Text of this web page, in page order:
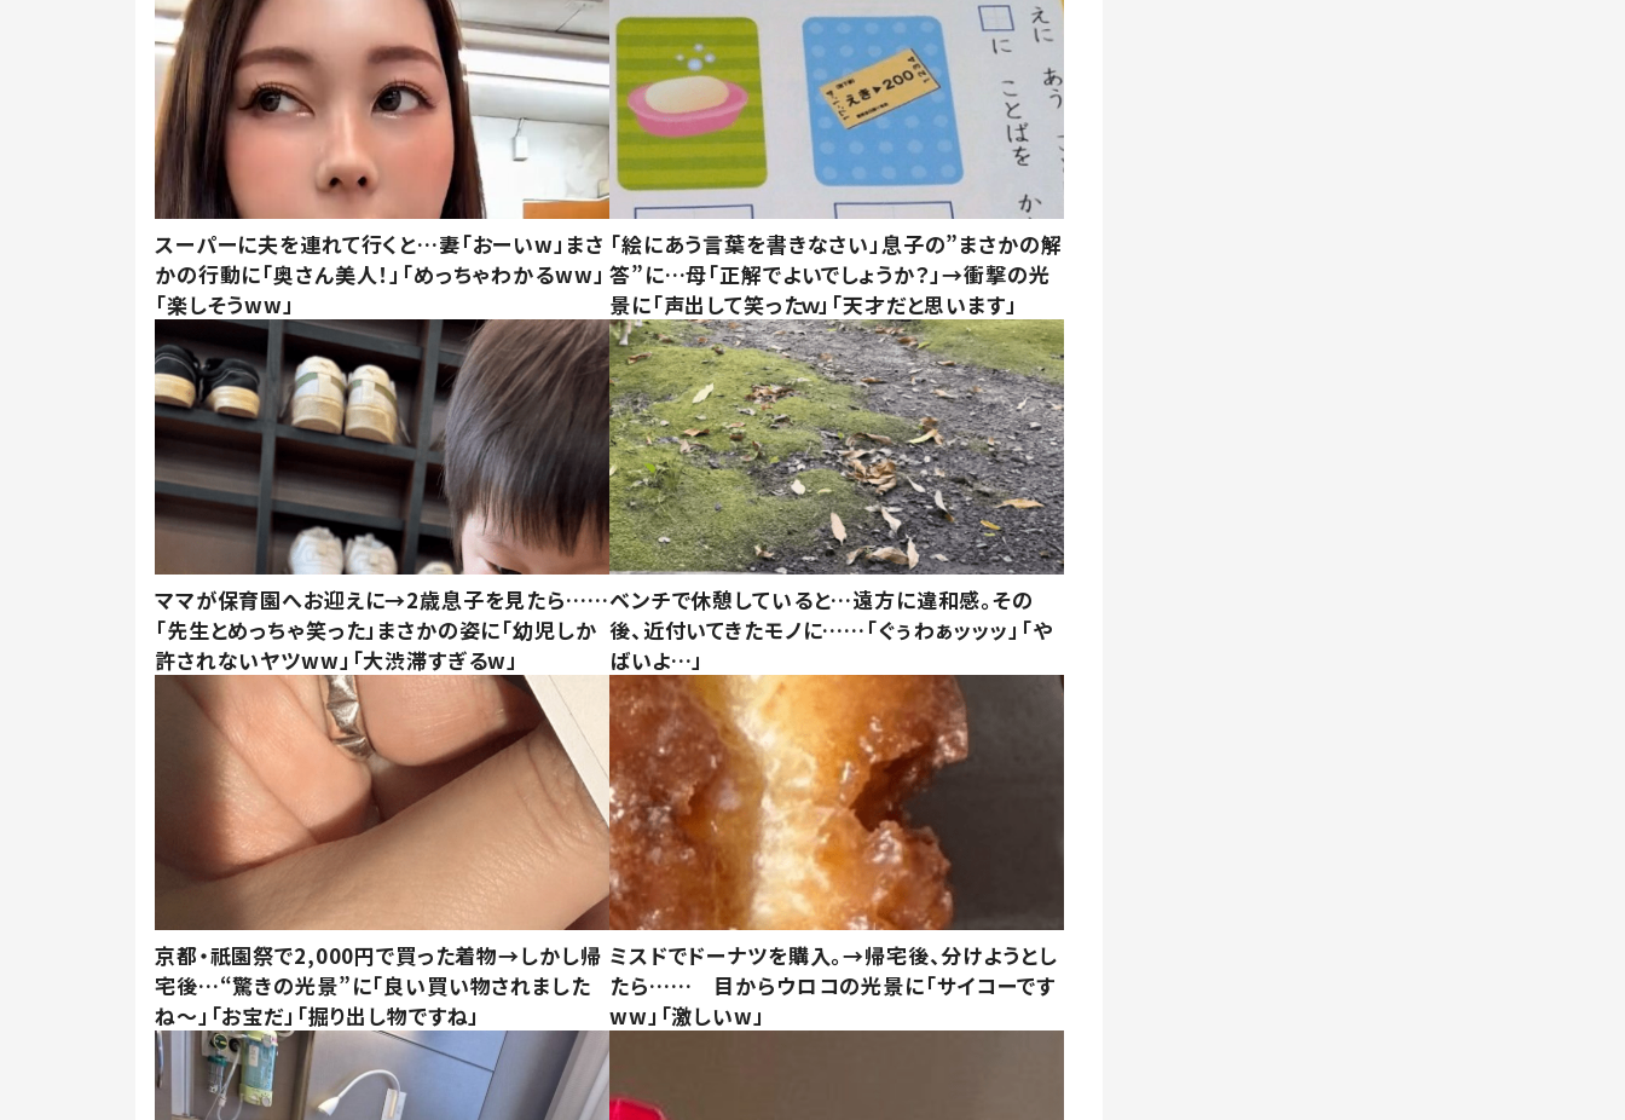
スーパーに夫を連れて行くと…妻「おーいw」まさ
かの行動に「奥さん美人！」「めっちゃわかるww」
「楽しそうww」
「絵にあう言葉を書きなさい」息子の”まさかの解
答”に…母「正解でよいでしょうか？」→衝撃の光
景に「声出して笑ったｗ」「天才だと思います」
ママが保育園へお迎えに→2歳息子を見たら……
「先生とめっちゃ笑った」まさかの姿に「幼児しか
許されないヤツww」「大渋滞すぎるw」
ベンチで休憩していると…遠方に違和感。その
後、近付いてきたモノに……「ぐぅわぁッッッ」「や
ばいよ…」
京都・祇園祭で2,000円で買った着物→しかし帰
宅後…“驚きの光景”に「良い買い物されました
ね～」「お宝だ」「掘り出し物ですね」
ミスドでドーナツを購入。→帰宅後、分けようとし
たら…… 目からウロコの光景に「サイコーです
ww」「激しいw」